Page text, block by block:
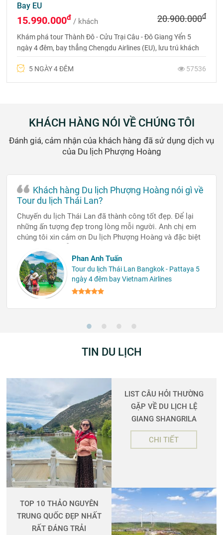
Bay EU
15.990.000đ / khách 20.900.000đ
Khám phá tour Thành Đô - Cửu Trại Câu - Đô Giang Yển 5
ngày 4 đêm, bay thẳng Chengdu Airlines (EU), lưu trú khách
5 NGÀY 4 ĐÊM
57536
KHÁCH HÀNG NÓI VỀ CHÚNG TÔI
Đánh giá, cảm nhận của khách hàng đã sử dụng dịch vụ
của Du lịch Phượng Hoàng
Khách hàng Du lịch Phượng Hoàng nói gì về
Tour du lịch Thái Lan?
Chuyến du lịch Thái Lan đã thành công tốt đẹp. Để lại
những ấn tượng đẹp trong lòng mỗi người. Anh chị em
chúng tôi xin cảm ơn Du lịch Phượng Hoàng và đặc biệt
hành cùng chúng tôi trong suốt chuyến đi tuyệt vời này.
Phan Anh Tuấn
Tour du lịch Thái Lan Bangkok - Pattaya 5
ngày 4 đêm bay Vietnam Airlines
TIN DU LỊCH
LIST CÂU HỎI THƯỜNG
GẶP VỀ DU LỊCH LỆ
GIANG SHANGRILA
CHI TIẾT
TOP 10 THẢO NGUYÊN
TRUNG QUỐC ĐẸP NHẤT
RẤT ĐÁNG TRẢI